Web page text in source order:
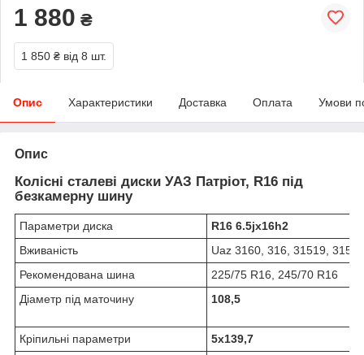
1 880 ₴
1 850 ₴ від 8 шт.
Опис Характеристики Доставка Оплата Умови
Опис
Колісні сталеві диски УАЗ Патріот, R16 під
безкамерну шину
Параметри диска
R16 6.5jx16h2
Вживаність
Uaz 3160, 316, 31519,
Рекомендована шина
225/75 R16, 245/70 R16
Діаметр під маточину
108,5
Кріпильні параметри
5x139,7